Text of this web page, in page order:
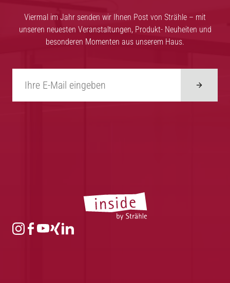
Viermal im Jahr senden wir Ihnen Post von Strähle – mit
unseren neuesten Veranstaltungen, Produkt- Neuheiten und
besonderen Momenten aus unserem Haus.